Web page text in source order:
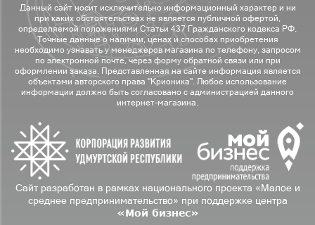
Данный сайт носит исключительно информационный характер и ни
при каких обстоятельствах не является публичной офертой,
определяемой положениями Статьи 437 Гражданского кодекса РФ.
Точные данные о наличии, ценах и способах приобретения
необходимо узнавать у менеджеров магазина по телефону, запросом
по электронной почте, через форму обратной связи или при
оформлении заказа. Представленная на сайте информация является
объектами авторского права "Крионика". Любое использование
информации должно быть согласовано с администрацией данного
интернет-магазина.
Сайт разработан в рамках национального проекта «Малое и
среднее предпринимательство» при поддержке центра
«Мой бизнес»